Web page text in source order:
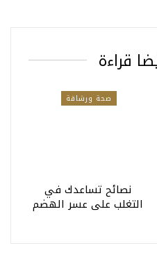
قراءة
صحة ورشاقة
نصائح تساعدك في
التغلب على عسر الهضم